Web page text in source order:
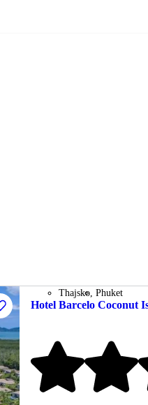
Thajsko Phuket
Hotel Barcelo Coconut